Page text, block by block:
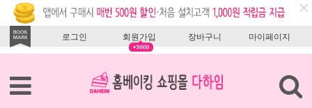
로그인 회원가입 장바구니 마이페이지